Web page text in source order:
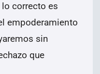
correcto es
empoderamiento
sin
que